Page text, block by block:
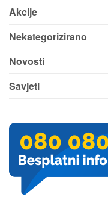
Akcije
Nekategorizirano
Novosti
Savjeti